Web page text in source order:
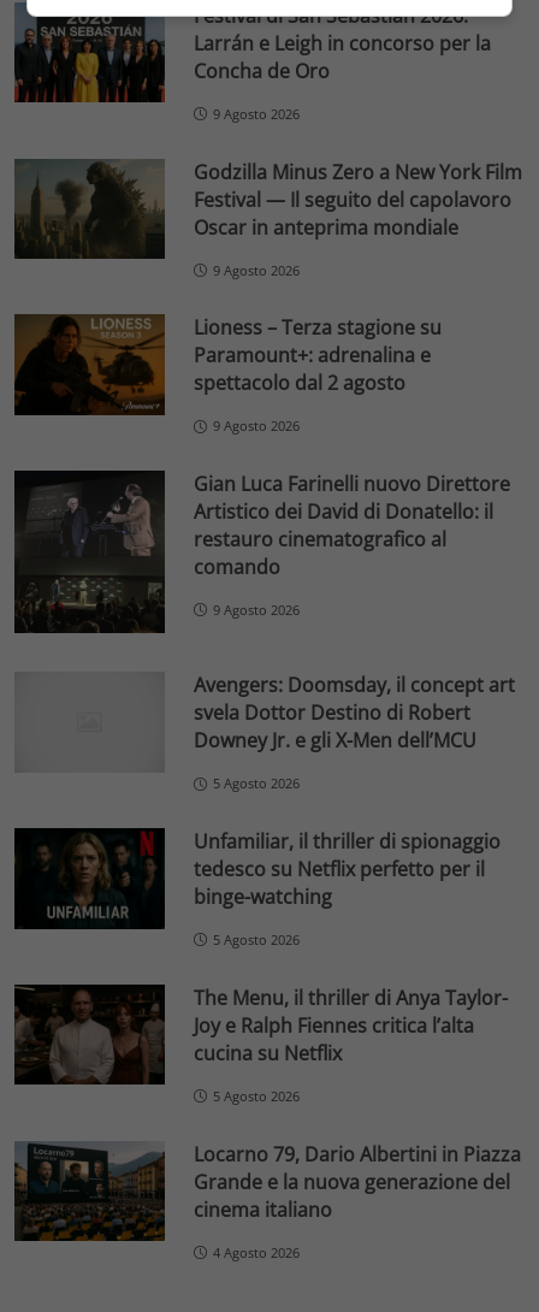
Festival di San Sebastián 2026:
Larrán e Leigh in concorso per la
Concha de Oro
9 Agosto 2026
Godzilla Minus Zero a New York Film
Festival — Il seguito del capolavoro
Oscar in anteprima mondiale
9 Agosto 2026
Lioness – Terza stagione su
Paramount+: adrenalina e
spettacolo dal 2 agosto
9 Agosto 2026
Gian Luca Farinelli nuovo Direttore
Artistico dei David di Donatello: il
restauro cinematografico al
comando
9 Agosto 2026
Avengers: Doomsday, il concept art
svela Dottor Destino di Robert
Downey Jr. e gli X-Men dell’MCU
5 Agosto 2026
Unfamiliar, il thriller di spionaggio
tedesco su Netflix perfetto per il
binge-watching
5 Agosto 2026
The Menu, il thriller di Anya Taylor-
Joy e Ralph Fiennes critica l’alta
cucina su Netflix
5 Agosto 2026
Locarno 79, Dario Albertini in Piazza
Grande e la nuova generazione del
cinema italiano
4 Agosto 2026